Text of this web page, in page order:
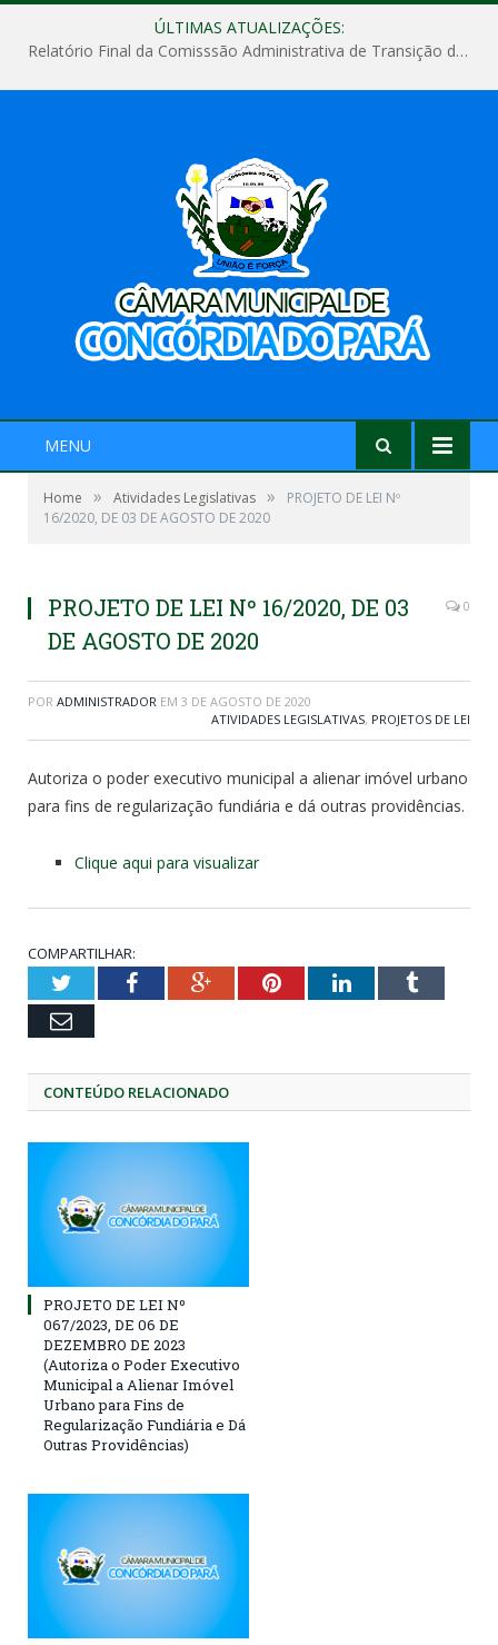
ÚLTIMAS ATUALIZAÇÕES:
Relatório Final da Comisssão Administrativa de Transição de Mandato do Poder Legislativo do Município de Concórdia do Pará
MENU
Home » Atividades Legislativas »
PROJETO DE LEI Nº
16/2020, DE 03 DE AGOSTO DE 2020
PROJETO DE LEI Nº 16/2020, DE 03
DE AGOSTO DE 2020
0
POR ADMINISTRADOR EM 3 DE AGOSTO DE 2020
ATIVIDADES LEGISLATIVAS, PROJETOS DE LEI
Autoriza o poder executivo municipal a alienar imóvel urbano
para fins de regularização fundiária e dá outras providências.
Clique aqui para visualizar
COMPARTILHAR:
TwitterFacebookGoogle+PinterestLinkedInTumblr
Email
CONTEÚDO RELACIONADO
PROJETO DE LEI Nº
067/2023, DE 06 DE
DEZEMBRO DE 2023
(Autoriza o Poder Executivo
Municipal a Alienar Imóvel
Urbano para Fins de
Regularização Fundiária e Dá
Outras Providências)